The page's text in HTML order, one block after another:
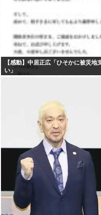
【感動】中居正広「ひそかに被災
い」